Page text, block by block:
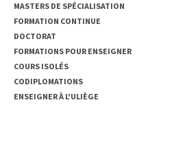
MASTERS DE SPÉCIALISATION
FORMATION CONTINUE
DOCTORAT
FORMATIONS POUR ENSEIGNER
COURS ISOLÉS
CODIPLOMATIONS
ENSEIGNER À L'ULIÈGE